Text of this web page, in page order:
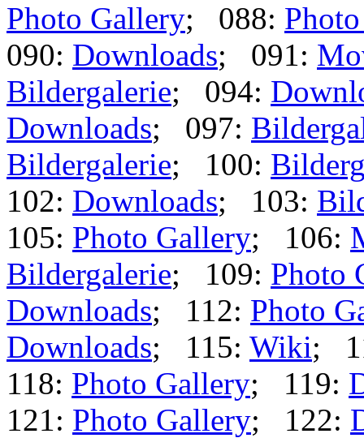
Photo Gallery; 088:
090: Downloads; 091:
Bildergalerie; 094:
Downloads; 097:
Bildergalerie; 100:
102: Downloads; 103:
105: Photo Gallery; 106:
Bildergalerie; 109: Photo
Downloads; 112: Photo
Downloads; 115: Wiki;
118: Photo Gallery; 119:
121: Photo Gallery; 122: